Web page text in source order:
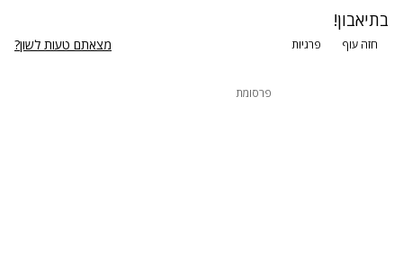
בתיאבון!
חזה עוף פרגיות מצאתם טעות לשון?
פרסומת